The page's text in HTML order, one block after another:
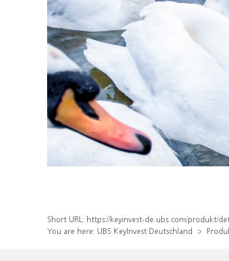
Short URL: https://keyinvest-de.ubs.com/produkt/
You are here: UBS KeyInvest Deutschland